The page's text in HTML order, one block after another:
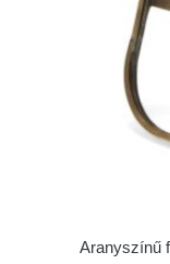
Aranyszínű